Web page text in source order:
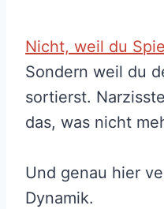
Nicht, weil du
Sondern weil du
sortierst.
das, was nicht
Und genau hier
Dynamik.